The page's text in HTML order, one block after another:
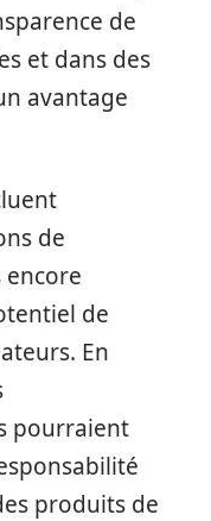
de
et dans des
avantage
de
encore
de
En
pourraient
produits de